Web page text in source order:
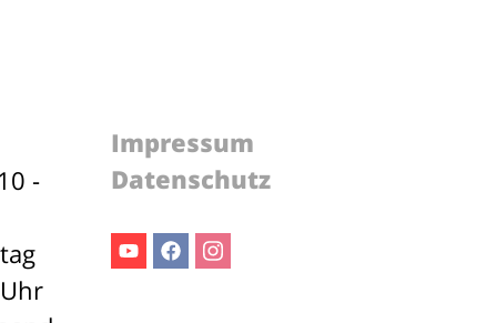
-
Impressum
Datenschutz